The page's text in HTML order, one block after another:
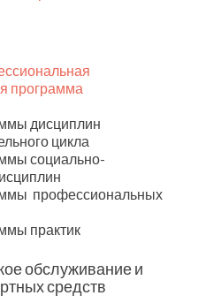
программа
дисциплин
цикла
социально-
профессиональных
практик
обслуживание и
средств